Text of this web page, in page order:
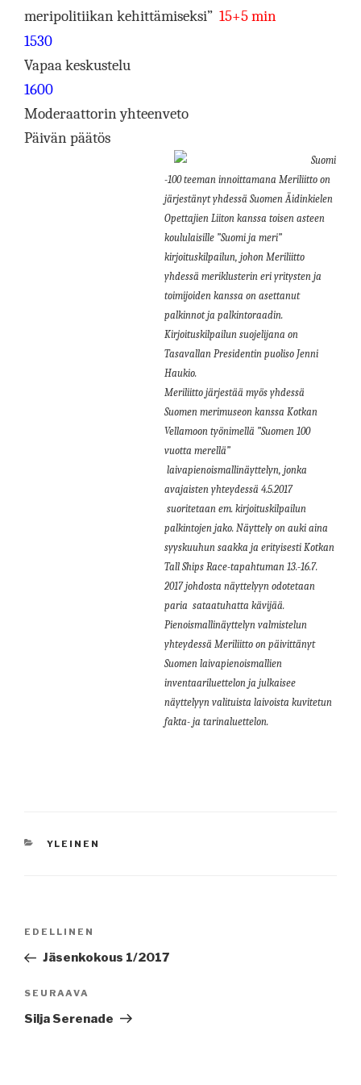
meripolitiikan kehittämiseksi” 15+5 min
1530
Vapaa keskustelu
1600
Moderaattorin yhteenveto
Päivän päätös
Suomi
-100 teeman innoittamana Meriliitto on
järjestänyt yhdessä Suomen Äidinkielen
Opettajien Liiton kanssa toisen asteen
koululaisille ”Suomi ja meri”
kirjoituskilpailun, johon Meriliitto
yhdessä meriklusterin eri yritysten ja
toimijoiden kanssa on asettanut
palkinnot ja palkintoraadin.
Kirjoituskilpailun suojelijana on
Tasavallan Presidentin puoliso Jenni
Haukio.
Meriliitto järjestää myös yhdessä
Suomen merimuseon kanssa Kotkan
Vellamoon työnimellä ”Suomen 100
vuotta merellä”
laivapienoismallinäyttelyn, jonka
avajaisten yhteydessä 4.5.2017
suoritetaan em. kirjoituskilpailun
palkintojen jako. Näyttely on auki aina
syyskuuhun saakka ja erityisesti Kotkan
Tall Ships Race-tapahtuman 13.-16.7.
2017 johdosta näyttelyyn odotetaan
paria sataatuhatta kävijää.
Pienoismallinäyttelyn valmistelun
yhteydessä Meriliitto on päivittänyt
Suomen laivapienoismallien
inventaariluettelon ja julkaisee
näyttelyyn valituista laivoista kuvitetun
fakta- ja tarinaluettelon.
KATEGORIAT
YLEINEN
Edellinen
artikkeli
EDELLINEN
Jäsenkokous 1/2017
Seuraava
artikkeli
SEURAAVA
Silja Serenade